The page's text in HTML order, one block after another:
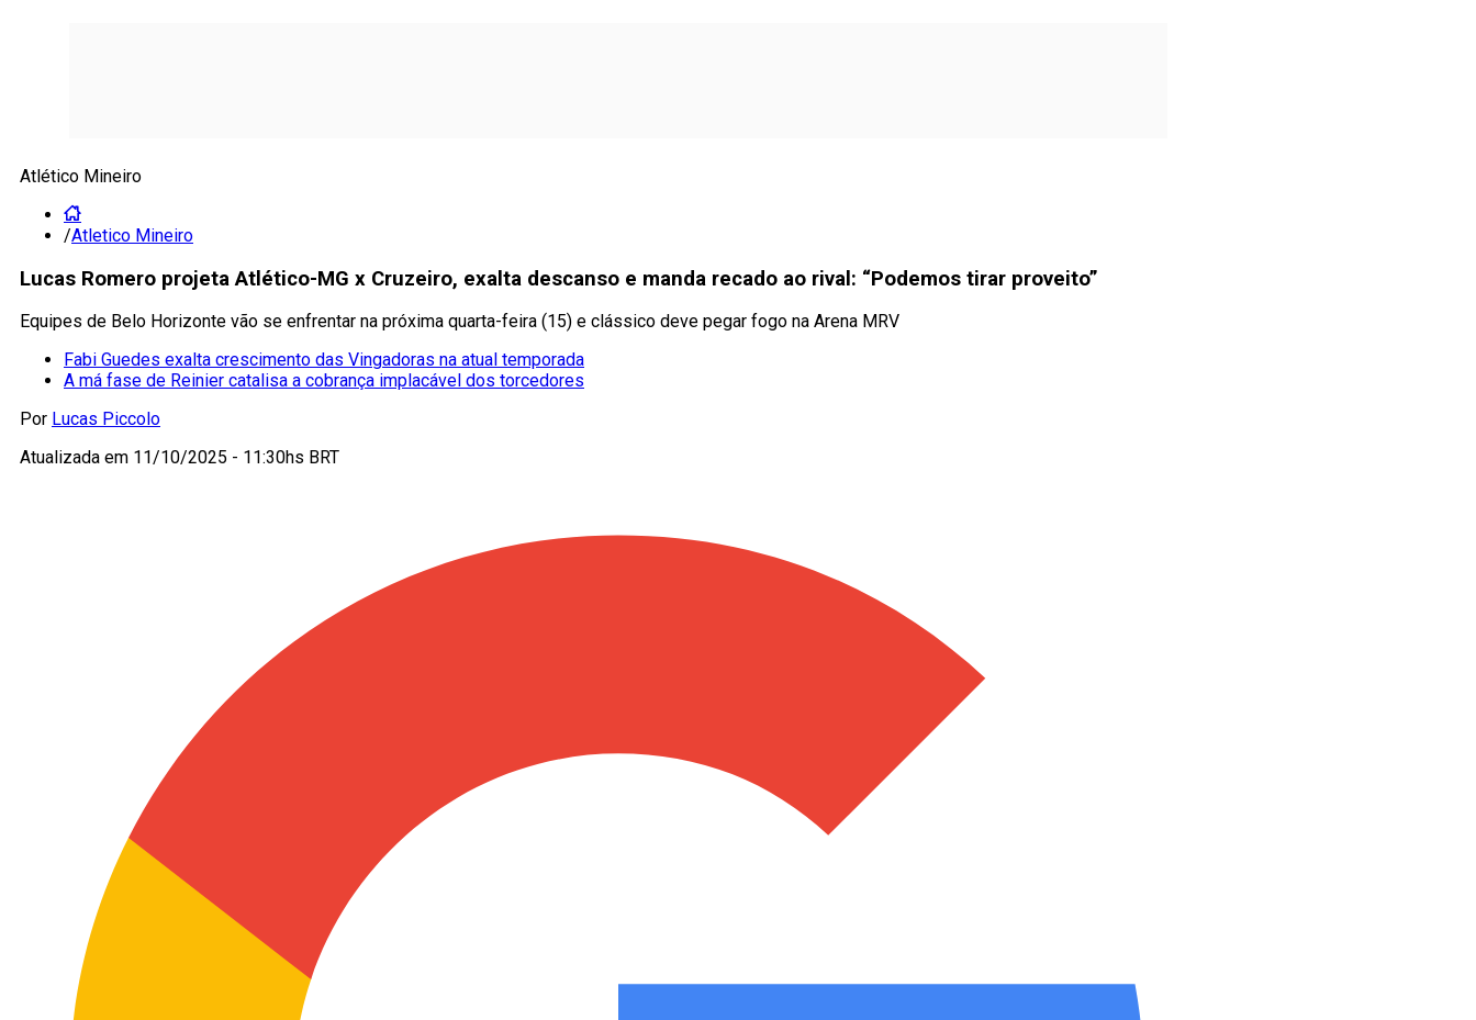
Atlético Mineiro
/Atletico Mineiro
Lucas Romero projeta Atlético-MG x Cruzeiro, exalta descanso e manda recado ao rival: “Podemos tirar proveito”
Equipes de Belo Horizonte vão se enfrentar na próxima quarta-feira (15) e clássico deve pegar fogo na Arena MRV
Fabi Guedes exalta crescimento das Vingadoras na atual temporada
A má fase de Reinier catalisa a cobrança implacável dos torcedores
Por Lucas Piccolo
Atualizada em 11/10/2025 - 11:30hs BRT